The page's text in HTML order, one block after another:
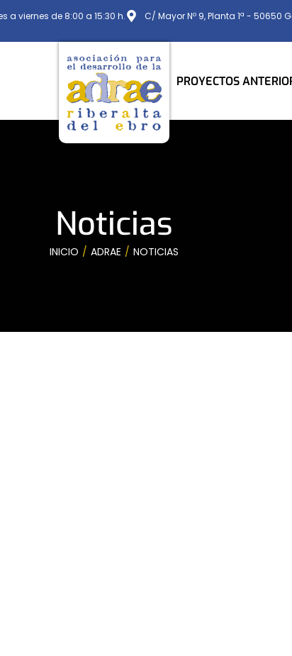
a viernes de 8:00 a 15:30 h. C/ Mayor Nº 9, Planta 1ª - 50650
PROYECTOS
Noticias
INICIO ADRAE NOTICIAS